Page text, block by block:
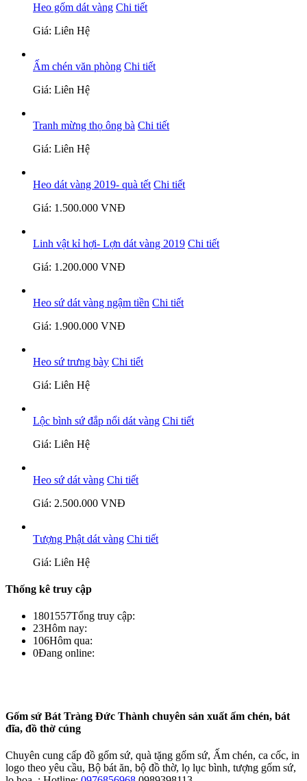
Heo gốm dát vàng Chi tiết
Giá: Liên Hệ
Ấm chén văn phòng Chi tiết
Giá: Liên Hệ
Tranh mừng thọ ông bà Chi tiết
Giá: Liên Hệ
Heo dát vàng 2019- quà tết Chi tiết
Giá: 1.500.000 VNĐ
Linh vật kỉ hợi- Lợn dát vàng 2019 Chi tiết
Giá: 1.200.000 VNĐ
Heo sứ dát vàng ngậm tiền Chi tiết
Giá: 1.900.000 VNĐ
Heo sứ trưng bày Chi tiết
Giá: Liên Hệ
Lộc bình sứ đắp nổi dát vàng Chi tiết
Giá: Liên Hệ
Heo sứ dát vàng Chi tiết
Giá: 2.500.000 VNĐ
Tượng Phật dát vàng Chi tiết
Giá: Liên Hệ
Thống kê truy cập
1801557Tổng truy cập:
23Hôm nay:
106Hôm qua:
0Đang online:
Gốm sứ Bát Tràng Đức Thành chuyên sản xuất ấm chén, bát
đĩa, đồ thờ cúng
Chuyên cung cấp đồ gốm sứ, quà tặng gốm sứ, Ấm chén, ca cốc, in
logo theo yêu cầu, Bộ bát ăn, bộ đồ thờ, lọ lục bình, tượng gốm sứ,